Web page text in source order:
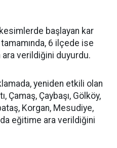
başlayan kar
6 ilçede ise
verildiğini duyurdu.
yeniden etkili olan
Çamaş, Çaybaşı, Gölköy,
Korgan, Mesudiye,
eğitime ara verildiğini